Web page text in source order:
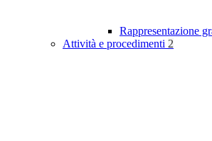
Rappresentazione
Attività e procedimenti 2